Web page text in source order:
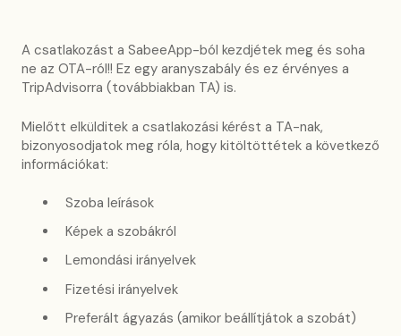
A csatlakozást a SabeeApp-ból kezdjétek meg és soha
ne az OTA-ról!! Ez egy aranyszabály és ez érvényes a
TripAdvisorra (továbbiakban TA) is.
Mielőtt elkülditek a csatlakozási kérést a TA-nak,
bizonyosodjatok meg róla, hogy kitöltöttétek a következő
információkat:
Szoba leírások
Képek a szobákról
Lemondási irányelvek
Fizetési irányelvek
Preferált ágyazás (amikor beállítjátok a szobát)